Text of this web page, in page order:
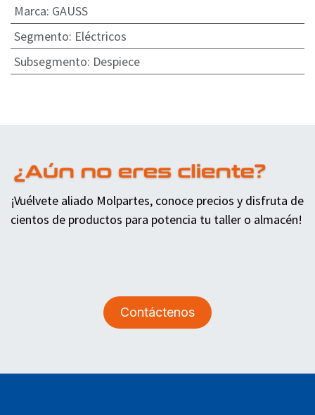
Marca: GAUSS
Segmento: Eléctricos
Subsegmento: Despiece
¡Vuélvete aliado Molpartes, conoce precios y disfruta de
cientos de productos para potencia tu taller o almacén!
Contáctenos